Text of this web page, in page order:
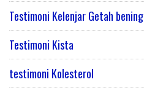
Testimoni Kelenjar Getah bening
Testimoni Kista
testimoni Kolesterol